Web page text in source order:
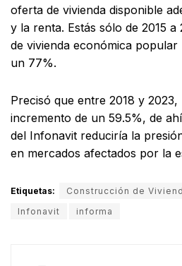
oferta de vivienda disponible
y la renta. Estás sólo de 2015
de vivienda económica
un 77%.
Precisó que entre 2018 y
incremento de un 59.5%, de
del Infonavit reduciría la
en mercados afectados por la
Etiquetas: Construcción de
Infonavit
informa